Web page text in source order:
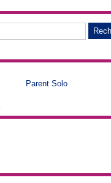
Parent Solo